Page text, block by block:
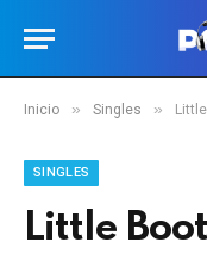
Inicio » Singles » Little
SINGLES
Little